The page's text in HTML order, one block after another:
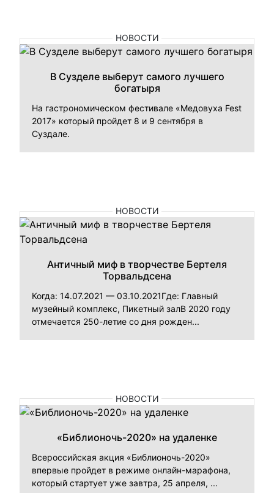
НОВОСТИ
В Сузделе выберут самого лучшего
богатыря
На гастрономическом фестивале «Медовуха Fest
2017» который пройдет 8 и 9 сентября в
Суздале.
НОВОСТИ
Античный миф в творчестве Бертеля
Торвальдсена
Когда: 14.07.2021 — 03.10.2021Где: Главный
музейный комплекс, Пикетный залВ 2020 году
отмечается 250-летие со дня рожден...
НОВОСТИ
«Библионочь-2020» на удаленке
Всероссийская акция «Библионочь-2020»
впервые пройдет в режиме онлайн-марафона,
который стартует уже завтра, 25 апреля, ...